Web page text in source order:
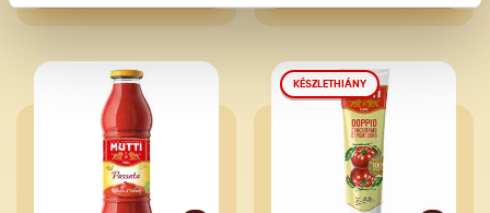
KÉSZLETHIÁNY